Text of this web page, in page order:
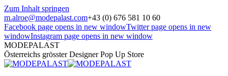
Zum Inhalt springen
m.alroe@modepalast.com+43 (0) 676 581 10 60
Facebook page opens in new windowTwitter page opens in new
windowInstagram page opens in new window
MODEPALAST
Österreichs grösster Designer Pop Up Store